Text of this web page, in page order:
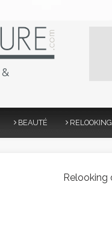
BEAUTÉ RELOOKING